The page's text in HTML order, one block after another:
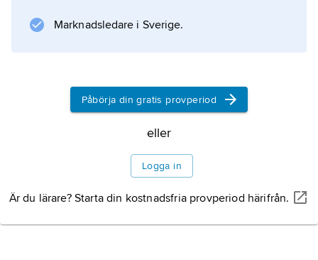
Marknadsledare i Sverige.
Påbörja din gratis provperiod
eller
Logga in
Är du lärare? Starta din kostnadsfria provperiod härifrån.